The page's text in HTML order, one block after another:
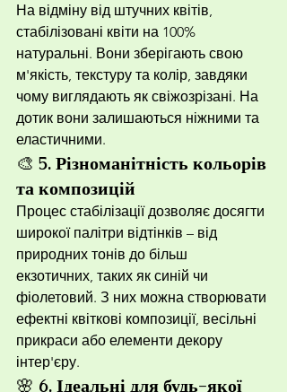
На відміну від штучних квітів,
стабілізовані квіти на 100%
натуральні. Вони зберігають свою
м'якість, текстуру та колір, завдяки
чому виглядають як свіжозрізані. На
дотик вони залишаються ніжними та
еластичними.
🎨 5. Різноманітність кольорів
та композицій
Процес стабілізації дозволяє досягти
широкої палітри відтінків – від
природних тонів до більш
екзотичних, таких як синій чи
фіолетовий. З них можна створювати
ефектні квіткові композиції, весільні
прикраси або елементи декору
інтер'єру.
🌸 6. Ідеальні для будь-якої